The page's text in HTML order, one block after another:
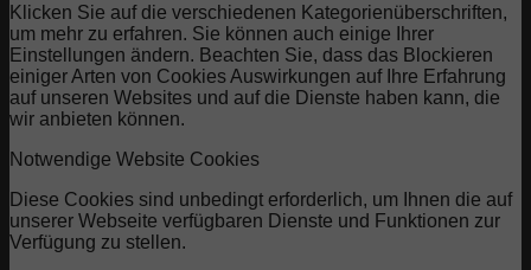
Klicken Sie auf die verschiedenen Kategorienüberschriften,
um mehr zu erfahren. Sie können auch einige Ihrer
Einstellungen ändern. Beachten Sie, dass das Blockieren
einiger Arten von Cookies Auswirkungen auf Ihre Erfahrung
auf unseren Websites und auf die Dienste haben kann, die
wir anbieten können.
Notwendige Website Cookies
Diese Cookies sind unbedingt erforderlich, um Ihnen die auf
unserer Webseite verfügbaren Dienste und Funktionen zur
Verfügung zu stellen.